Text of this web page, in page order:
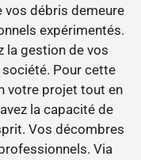
vos débris demeure
expérimentés.
la gestion de vos
Pour cette
votre projet tout en
la capacité de
Vos décombres
Via